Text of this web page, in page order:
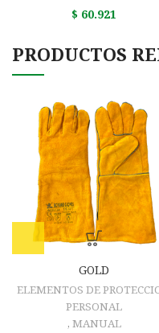
$ 60.921
PRODUCTOS
GOLD
ELEMENTOS DE
PERSONAL
, MANUAL